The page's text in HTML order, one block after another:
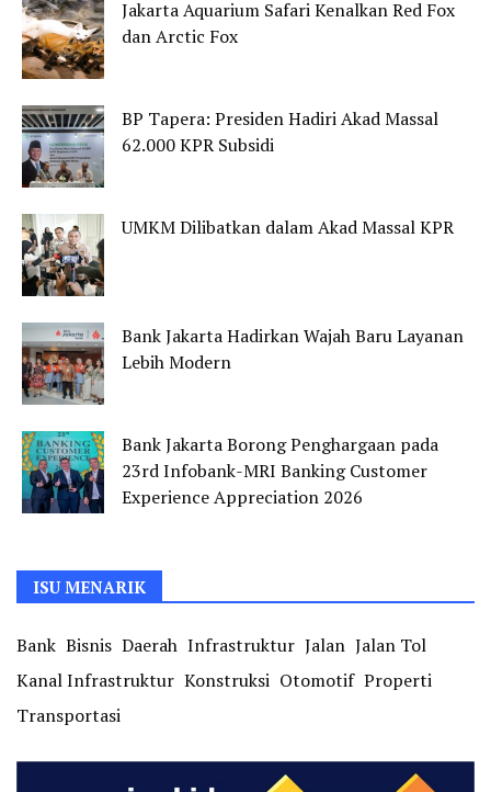
Jakarta Aquarium Safari Kenalkan Red Fox
dan Arctic Fox
BP Tapera: Presiden Hadiri Akad Massal
62.000 KPR Subsidi
UMKM Dilibatkan dalam Akad Massal KPR
Bank Jakarta Hadirkan Wajah Baru Layanan
Lebih Modern
Bank Jakarta Borong Penghargaan pada
23rd Infobank-MRI Banking Customer
Experience Appreciation 2026
ISU MENARIK
Bank Bisnis Daerah Infrastruktur Jalan Jalan Tol
Kanal Infrastruktur Konstruksi Otomotif Properti
Transportasi